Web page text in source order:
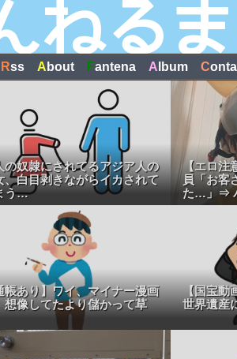
Rss A bout Fantena A lbum C
の奴隷にされてるアジア人の
、白目剥きながらイカされて
う…
【エロ注
員「お客
た…」⇒
帳あり】ワイ、マイナー漫画
想像してたより儲かって草
【国宝動
世界遺産